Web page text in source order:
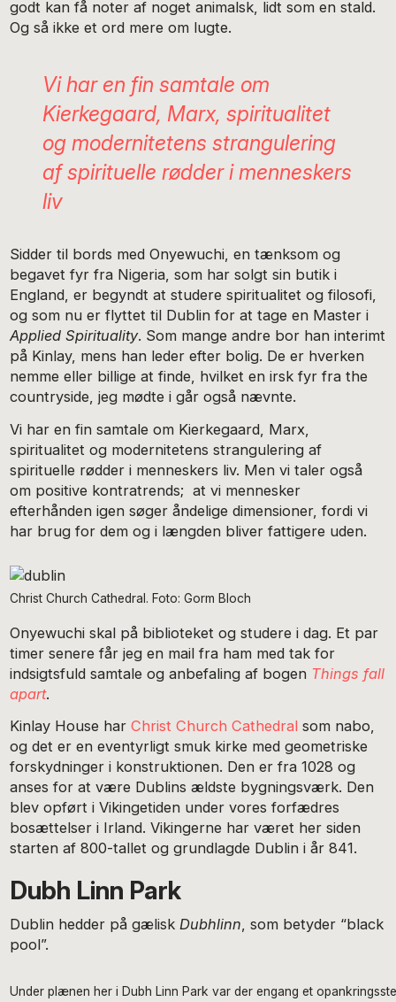
godt kan få noter af noget animalsk, lidt som en stald.
Og så ikke et ord mere om lugte.
Vi har en fin samtale om
Kierkegaard, Marx, spiritualitet
og modernitetens strangulering
af spirituelle rødder i menneskers
liv
Sidder til bords med Onyewuchi, en tænksom og
begavet fyr fra Nigeria, som har solgt sin butik i
England, er begyndt at studere spiritualitet og filosofi,
og som nu er flyttet til Dublin for at tage en Master i
Applied Spirituality. Som mange andre bor han interimt
på Kinlay, mens han leder efter bolig. De er hverken
nemme eller billige at finde, hvilket en irsk fyr fra the
countryside, jeg mødte i går også nævnte.
Vi har en fin samtale om Kierkegaard, Marx,
spiritualitet og modernitetens strangulering af
spirituelle rødder i menneskers liv. Men vi taler også
om positive kontratrends; at vi mennesker
efterhånden igen søger åndelige dimensioner, fordi vi
har brug for dem og i længden bliver fattigere uden.
Christ Church Cathedral. Foto: Gorm Bloch
Onyewuchi skal på biblioteket og studere i dag. Et par
timer senere får jeg en mail fra ham med tak for
indsigtsfuld samtale og anbefaling af bogen Things fall
apart.
Kinlay House harChrist Church Cathedral som nabo,
og det er en eventyrligt smuk kirke med geometriske
forskydninger i konstruktionen. Den er fra 1028 og
anses for at være Dublins ældste bygningsværk. Den
blev opført i Vikingetiden under vores forfædres
bosættelser i Irland. Vikingerne har været her siden
starten af 800-tallet og grundlagde Dublin i år 841.
Dubh Linn Park
Dublin hedder på gæliskDubhlinn, som betyder “black
pool”.
Under plænen her i Dubh Linn Park var der engang et